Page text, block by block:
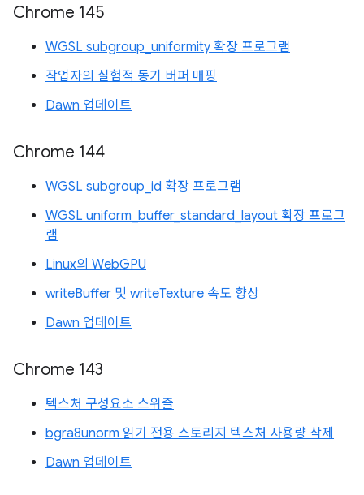
Chrome 145
WGSL subgroup_uniformity 확장 프로그램
작업자의 실험적 동기 버퍼 매핑
Dawn 업데이트
Chrome 144
WGSL subgroup_id 확장 프로그램
WGSL uniform_buffer_standard_layout 확장 프로그
램
Linux의 WebGPU
writeBuffer 및 writeTexture 속도 향상
Dawn 업데이트
Chrome 143
텍스처 구성요소 스위즐
bgra8unorm 읽기 전용 스토리지 텍스처 사용량 삭제
Dawn 업데이트